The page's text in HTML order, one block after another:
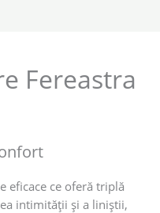
Fereastra
eficace ce oferă triplă
intimității și a liniștii,